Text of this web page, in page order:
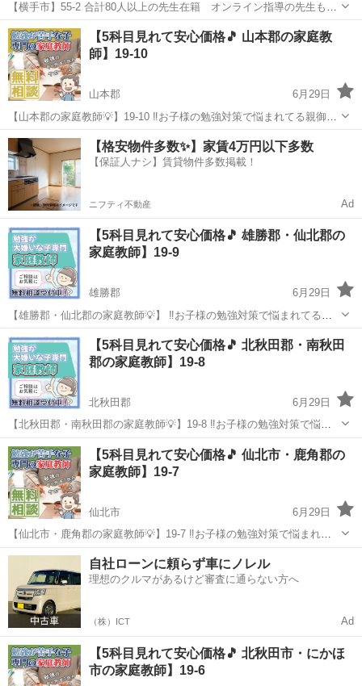
【横手市】55-2 合計80人以上の先生在籍 オンライン指導の先生も多
数在籍✨ お子様の勉強対策で悩まれてる親御様へ✉️ 「スマホばかりで
勉強しない」「塾に通わせたけど成果が出ない」 「家庭教師に通わせ
たいけど料...
秋田 横手市 家庭教師 先生
【5科目見れて安心価格🎵 山本郡の家庭教
師】19-10
山本郡
6月29日
【山本郡の家庭教師💡】19-10 ‼️お子様の勉強対策で悩まれてる親御様
へ‼️ オンライン指導の先生も多数在籍✨ ◯スマホばかりで勉強しな
い ◯塾に通わせたけど成果が出ない ◯家庭教師に通わせたいけど料金
が高...
秋田 山本郡 家庭教師 先生
【格安物件多数✨】家賃4万円以下多数
【保証人ナシ】賃貸物件多数掲載！
ニフティ不動産 Ad
【5科目見れて安心価格🎵 雄勝郡・仙北郡の
家庭教師】19-9
雄勝郡
6月29日
【雄勝郡・仙北郡の家庭教師💡】 ‼️お子様の勉強対策で悩まれてる親
御様へ‼️ オンライン指導の先生も多数在籍✨ ◯スマホばかりで勉強
しない ◯塾に通わせたけど成果が出ない ◯家庭教師に通わせたいけど
料金が高い...
秋田 雄勝郡 家庭教師 先生
【5科目見れて安心価格🎵 北秋田郡・南秋田
郡の家庭教師】19-8
北秋田郡
6月29日
【北秋田郡・南秋田郡の家庭教師💡】19-8 ‼️お子様の勉強対策で悩ま
れてる親御様へ‼️ オンライン指導の先生も多数在籍✨ ◯スマホばか
りで勉強しない ◯塾に通わせたけど成果が出ない ◯家庭教師に通わせ
たいけ...
秋田 北秋田郡 家庭教師 先生
【5科目見れて安心価格🎵 仙北市・鹿角郡の
家庭教師】19-7
仙北市
6月29日
【仙北市・鹿角郡の家庭教師💡】19-7 ‼️お子様の勉強対策で悩まれて
る親御様へ‼️ オンライン指導の先生も多数在籍✨ ◯スマホばかりで
勉強しない ◯塾に通わせたけど成果が出ない ◯家庭教師に通わせたい
けど料...
秋田 仙北市 家庭教師
自社ローンに頼らず車にノレル
理想のクルマがあるけど審査に通らない方へ
（株）ICT Ad
【5科目見れて安心価格🎵 北秋田市・にかほ
市の家庭教師】19-6